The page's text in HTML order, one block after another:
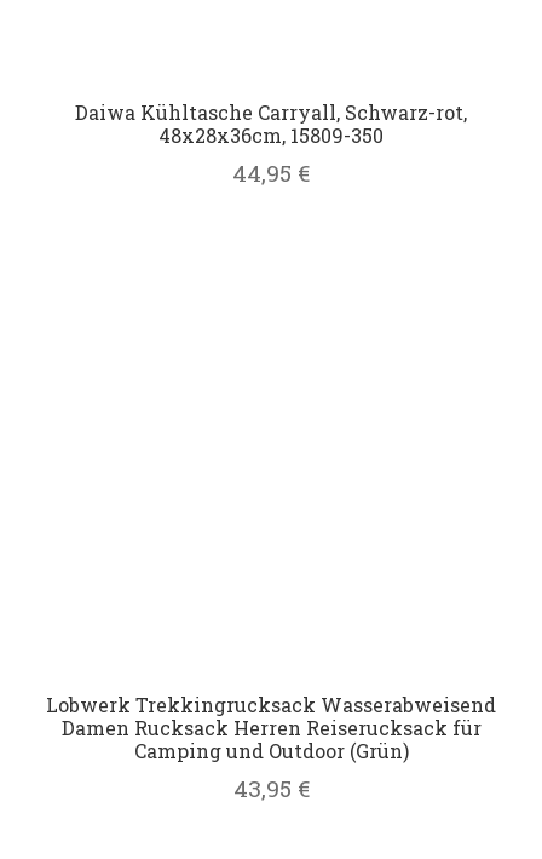
Daiwa Kühltasche Carryall, Schwarz-rot,
48x28x36cm, 15809-350
44,95 €
Lobwerk Trekkingrucksack Wasserabweisend
Damen Rucksack Herren Reiserucksack für
Camping und Outdoor (Grün)
43,95 €